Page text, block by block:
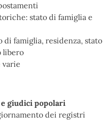
stato di famiglia e
famiglia, residenza, stato
libero
giudici popolari
dei registri